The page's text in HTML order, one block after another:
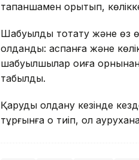
тапаншамен қорқытып,
Шабуылды тоқтату және өз
қолданды: аспанға және
шабуылшылар оқиға орнынан
табылды.
Қаруды қолдану кезінде
тұрғынға оқ тиіп, ол